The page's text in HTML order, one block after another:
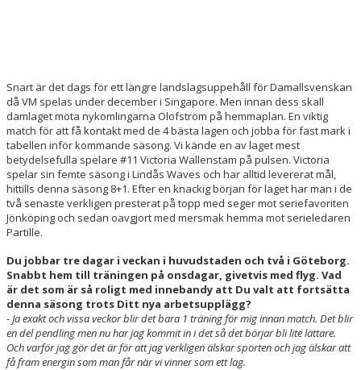
Snart är det dags för ett längre landslagsuppehåll för Damallsvenskan
då VM spelas under december i Singapore. Men innan dess skall
damlaget möta nykomlingarna Olofström på hemmaplan. En viktig
match för att få kontakt med de 4 bästa lagen och jobba för fast mark i
tabellen inför kommande säsong. Vi kände en av laget mest
betydelsefulla spelare #11 Victoria Wallenstam på pulsen. Victoria
spelar sin femte säsong i Lindås Waves och har alltid levererat mål,
hittills denna säsong 8+1. Efter en knackig början för laget har man i de
två senaste verkligen presterat på topp med seger mot seriefavoriten
Jönköping och sedan oavgjort med mersmak hemma mot serieledaren
Partille.
Du jobbar tre dagar i veckan i huvudstaden och två i Göteborg.
Snabbt hem till träningen på onsdagar, givetvis med flyg. Vad
är det som är så roligt med innebandy att Du valt att fortsätta
denna säsong trots Ditt nya arbetsupplägg?
- Ja exakt och vissa veckor blir det bara 1 träning för mig innan match. Det blir
en del pendling men nu har jag kommit in i det så det börjar bli lite lättare.
Och varför jag gör det är för att jag verkligen älskar sporten och jag älskar att
få fram energin som man får när vi vinner som ett lag.